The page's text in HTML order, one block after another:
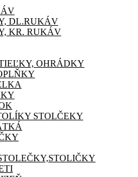
DL.RUKÁV
KR. RUKÁV
OHRÁDKY
STOLČEKY